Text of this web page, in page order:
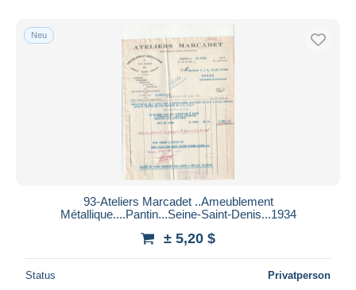
Kostenloser Versand
Zahlungsmethoden
PayPal
Banküberweisung
Mastercard
Bancontact
Maestro
Gesamte Auswahl aufheben
Wohnsitz des Verkäufers
Neu
93-Ateliers Marcadet ..Ameublement
Métallique....Pantin...Seine-Saint-Denis...1934
± 5,20 $
Status Privatperson